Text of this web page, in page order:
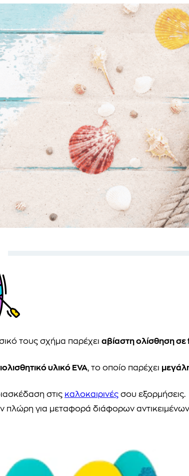
τους σχήμα παρέχει αβίαστη ολίσθηση
υλικό EVA, το οποίο παρέχει
στις καλοκαιρινές σου εξορμήσεις.
πλώρη για μεταφορά διάφορων